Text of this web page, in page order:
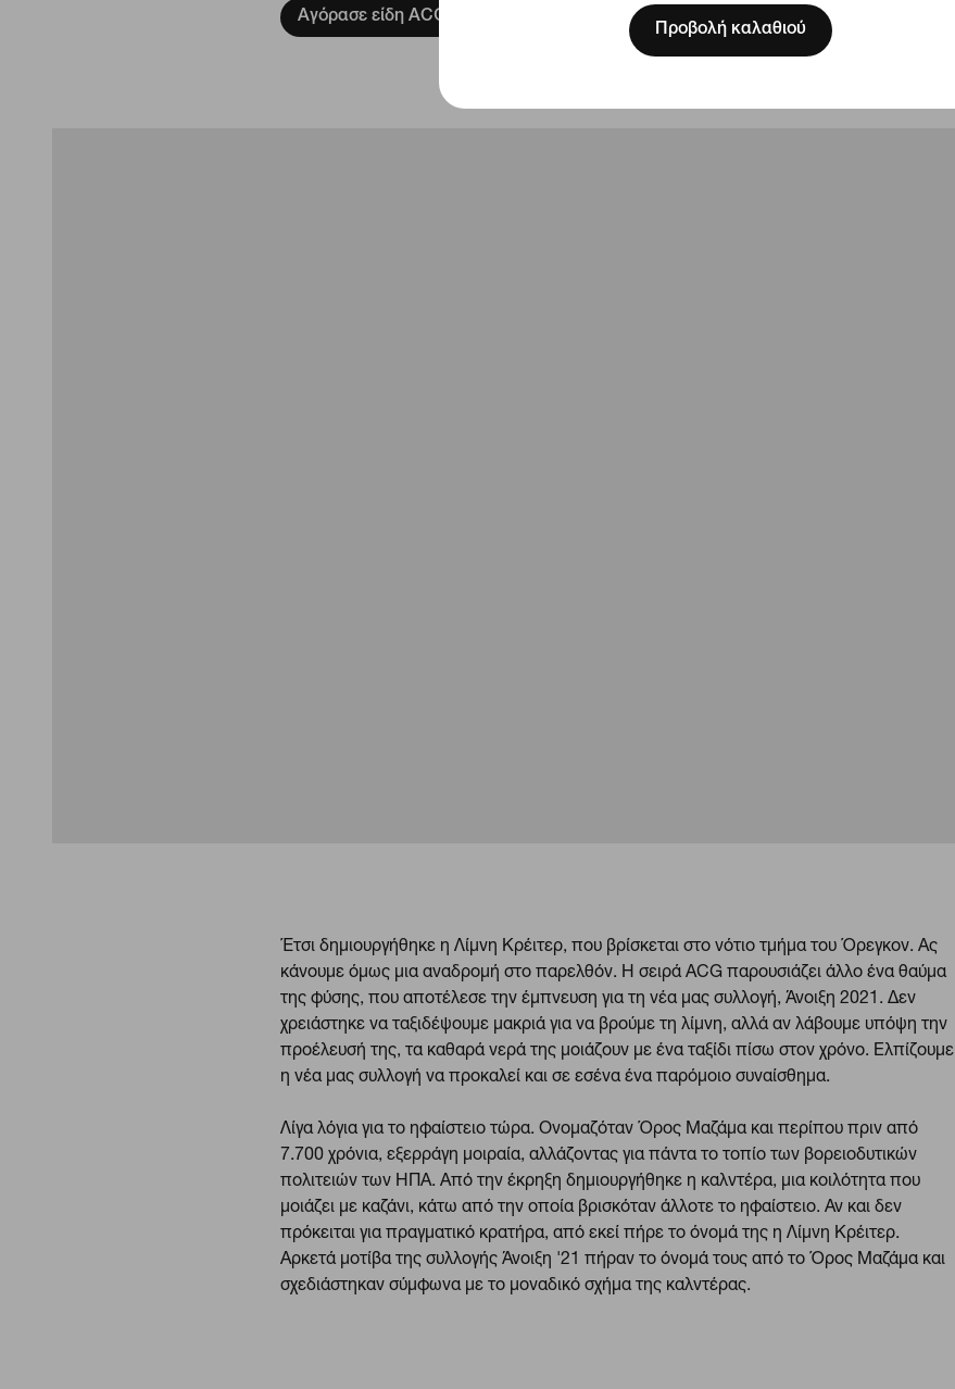
Προβολή καλαθιού
Αγόρασε είδη ACG
Έτσι δημιουργήθηκε η Λίμνη Κρέιτερ, που βρίσκεται στο νότιο τμήμα του Όρεγκον. Ας
κάνουμε όμως μια αναδρομή στο παρελθόν. Η σειρά ACG παρουσιάζει άλλο ένα θαύμα
της φύσης, που αποτέλεσε την έμπνευση για τη νέα μας συλλογή, Άνοιξη 2021. Δεν
χρειάστηκε να ταξιδέψουμε μακριά για να βρούμε τη λίμνη, αλλά αν λάβουμε υπόψη την
προέλευσή της, τα καθαρά νερά της μοιάζουν με ένα ταξίδι πίσω στον χρόνο. Ελπίζουμε
η νέα μας συλλογή να προκαλεί και σε εσένα ένα παρόμοιο συναίσθημα.
Λίγα λόγια για το ηφαίστειο τώρα. Ονομαζόταν Όρος Μαζάμα και περίπου πριν από
7.700 χρόνια, εξερράγη μοιραία, αλλάζοντας για πάντα το τοπίο των βορειοδυτικών
πολιτειών των ΗΠΑ. Από την έκρηξη δημιουργήθηκε η καλντέρα, μια κοιλότητα που
μοιάζει με καζάνι, κάτω από την οποία βρισκόταν άλλοτε το ηφαίστειο. Αν και δεν
πρόκειται για πραγματικό κρατήρα, από εκεί πήρε το όνομά της η Λίμνη Κρέιτερ.
Αρκετά μοτίβα της συλλογής Άνοιξη '21 πήραν το όνομά τους από το Όρος Μαζάμα και
σχεδιάστηκαν σύμφωνα με το μοναδικό σχήμα της καλντέρας.